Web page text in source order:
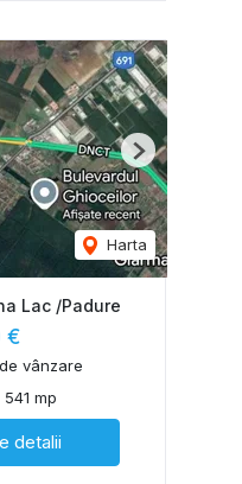
Harta
Next
Lac /Padure
€
vânzare
541 mp
detalii